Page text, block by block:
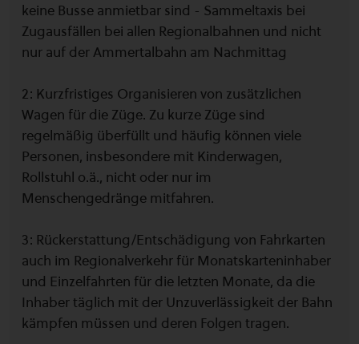
keine Busse anmietbar sind - Sammeltaxis bei
Zugausfällen bei allen Regionalbahnen und nicht
nur auf der Ammertalbahn am Nachmittag
2: Kurzfristiges Organisieren von zusätzlichen
Wagen für die Züge. Zu kurze Züge sind
regelmäßig überfüllt und häufig können viele
Personen, insbesondere mit Kinderwagen,
Rollstuhl o.ä., nicht oder nur im
Menschengedränge mitfahren.
3: Rückerstattung/Entschädigung von Fahrkarten
auch im Regionalverkehr für Monatskarteninhaber
und Einzelfahrten für die letzten Monate, da die
Inhaber täglich mit der Unzuverlässigkeit der Bahn
kämpfen müssen und deren Folgen tragen.